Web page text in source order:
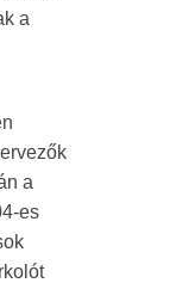
a
a
es